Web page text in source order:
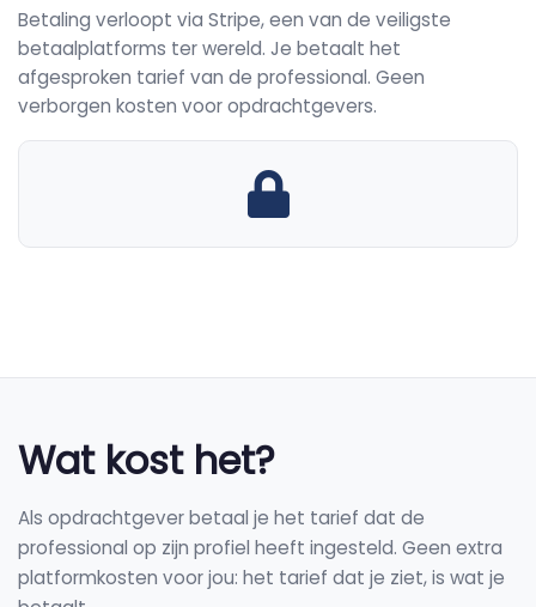
Betaling verloopt via Stripe, een van de veiligste
betaalplatforms ter wereld. Je betaalt het
afgesproken tarief van de professional. Geen
verborgen kosten voor opdrachtgevers.
Wat kost het?
Als opdrachtgever betaal je het tarief dat de
professional op zijn profiel heeft ingesteld. Geen extra
platformkosten voor jou: het tarief dat je ziet, is wat je